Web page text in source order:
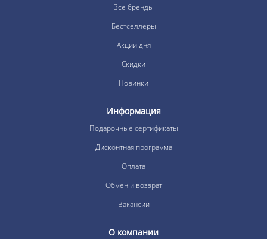
Все бренды
Бестселлеры
Акции дня
Скидки
Новинки
Информация
Подарочные сертификаты
Дисконтная программа
Оплата
Обмен и возврат
Вакансии
О компании